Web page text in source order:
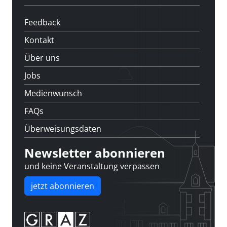
Feedback
Kontakt
Über uns
Jobs
Medienwunsch
FAQs
Überweisungsdaten
Newsletter abonnieren
und keine Veranstaltung verpassen
jetzt abonnieren